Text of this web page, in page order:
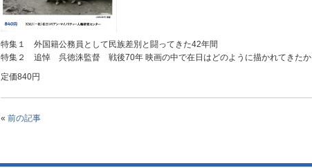
特集１ 外国籍公務員として民族差別と闘ってきた42年間
特集２ 追悼 呉徳洙監督 戦後70年 映画の中で在日はどのように描かれてきたか
定価840円
« 前の記事